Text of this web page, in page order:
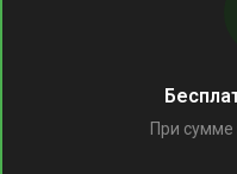
При сумме